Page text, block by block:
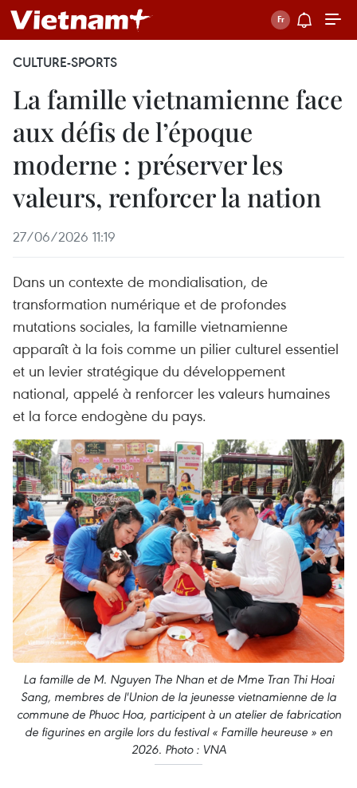
CULTURE-SPORTS
La famille vietnamienne face
aux défis de l’époque
moderne : préserver les
valeurs, renforcer la nation
27/06/2026 11:19
Dans un contexte de mondialisation, de
transformation numérique et de profondes
mutations sociales, la famille vietnamienne
apparaît à la fois comme un pilier culturel essentiel
et un levier stratégique du développement
national, appelé à renforcer les valeurs humaines
et la force endogène du pays.
La famille de M. Nguyen The Nhan et de Mme Tran Thi Hoai
Sang, membres de l'Union de la jeunesse vietnamienne de la
commune de Phuoc Hoa, participent à un atelier de fabrication
de figurines en argile lors du festival « Famille heureuse » en
2026. Photo : VNA